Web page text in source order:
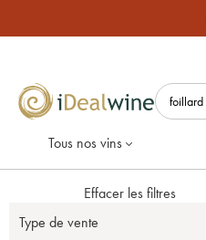
Tous nos vins
Effacer les filtres
Type de vente